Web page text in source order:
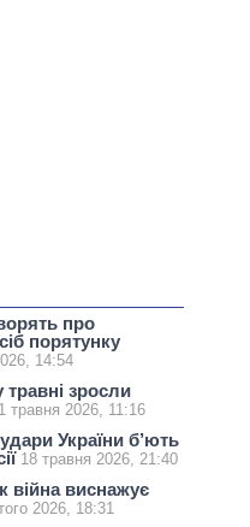
про
порятунку
14:54
зросли
травня 2026, 11:16
України б’ють
18 травня 2026, 21:40
війна виснажує
2026, 18:31